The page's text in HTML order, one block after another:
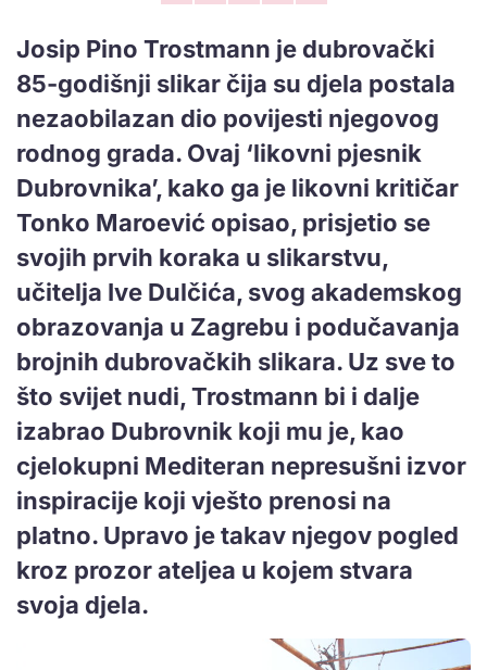
Josip Pino Trostmann je dubrovački
85-godišnji slikar čija su djela postala
nezaobilazan dio povijesti njegovog
rodnog grada. Ovaj ‘likovni pjesnik
Dubrovnika’, kako ga je likovni kritičar
Tonko Maroević opisao, prisjetio se
svojih prvih koraka u slikarstvu,
učitelja Ive Dulčića, svog akademskog
obrazovanja u Zagrebu i podučavanja
brojnih dubrovačkih slikara. Uz sve to
što svijet nudi, Trostmann bi i dalje
izabrao Dubrovnik koji mu je, kao
cjelokupni Mediteran nepresušni izvor
inspiracije koji vješto prenosi na
platno. Upravo je takav njegov pogled
kroz prozor ateljea u kojem stvara
svoja djela.